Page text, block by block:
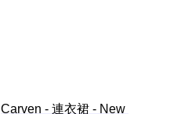
Carven - 連衣裙 - New